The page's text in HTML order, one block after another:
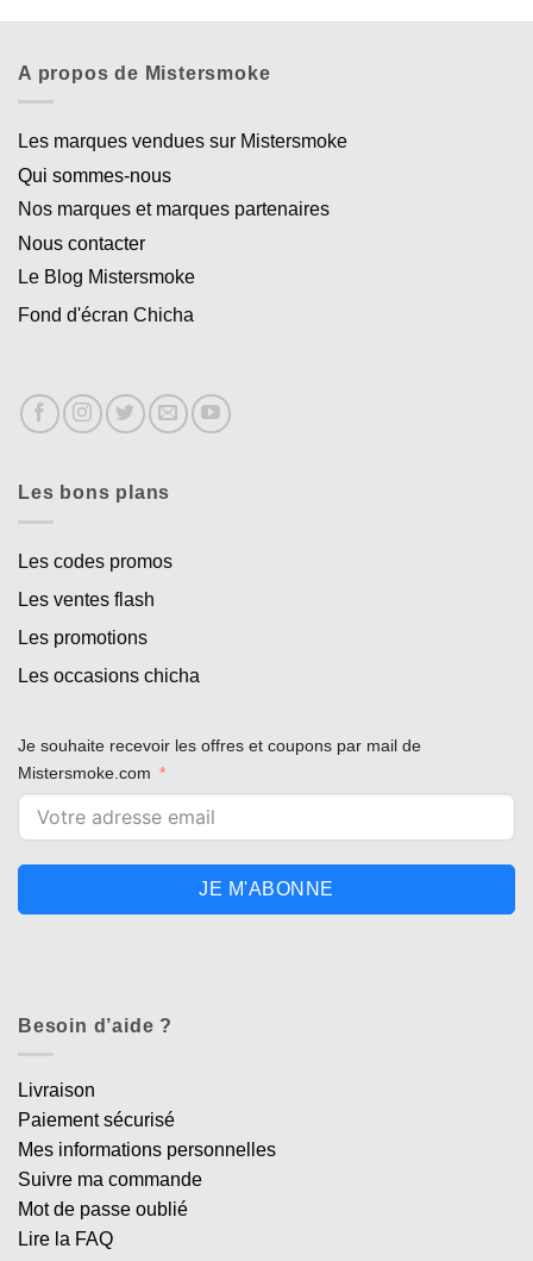
A propos de Mistersmoke
Les marques vendues sur Mistersmoke
Qui sommes-nous
Nos marques et marques partenaires
Nous contacter
Le Blog Mistersmoke
Fond d'écran Chicha
Les bons plans
Les codes promos
Les ventes flash
Les promotions
Les occasions chicha
Je souhaite recevoir les offres et coupons par mail de
Mistersmoke.com
JE M'ABONNE
Besoin d’aide ?
Livraison
Paiement sécurisé
Mes informations personnelles
Suivre ma commande
Mot de passe oublié
Lire la FAQ